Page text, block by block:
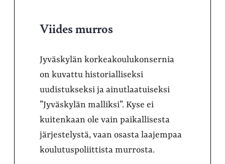
Viides murros
Jyväskylän korkeakoulukonsernia
on kuvattu historialliseksi
uudistukseksi ja ainutlaatuiseksi
”Jyväskylän malliksi”. Kyse ei
kuitenkaan ole vain paikallisesta
järjestelystä, vaan osasta laajempaa
koulutuspoliittista murrosta.